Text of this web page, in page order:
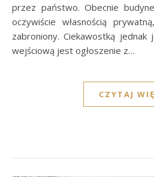
przez państwo. Obecnie
oczywiście własnością
zabroniony. Ciekawostką
wejściową jest ogłoszenie z…
CZYTAJ